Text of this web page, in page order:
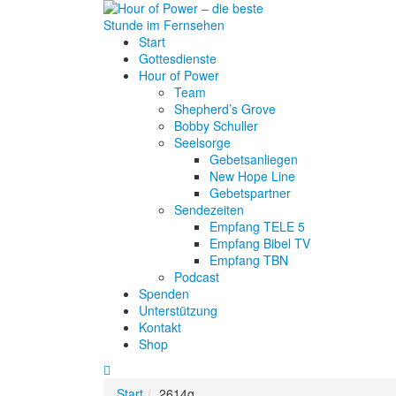
Start
Gottesdienste
Hour of Power
Team
Shepherd’s Grove
Bobby Schuller
Seelsorge
Gebetsanliegen
New Hope Line
Gebetspartner
Sendezeiten
Empfang TELE 5
Empfang Bibel TV
Empfang TBN
Podcast
Spenden
Unterstützung
Kontakt
Shop